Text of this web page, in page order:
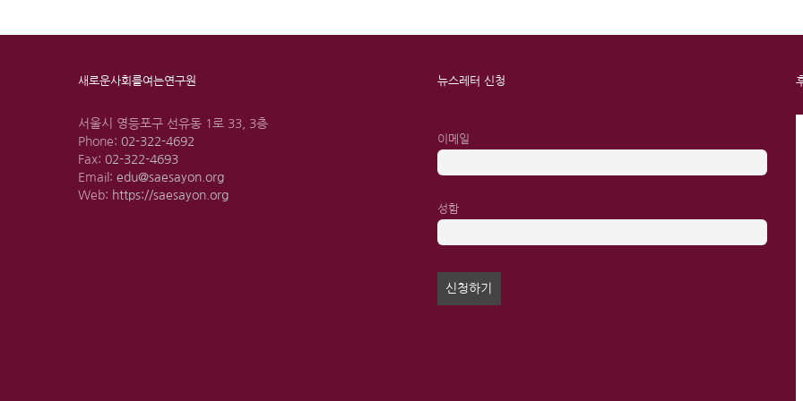
새로운사회를여는연구원
서울시 영등포구 선유동 1로 33, 3층
Phone: 02-322-4692
Fax: 02-322-4693
Email: edu@saesayon.org
Web: https://saesayon.org
뉴스레터 신청
이메일
성함